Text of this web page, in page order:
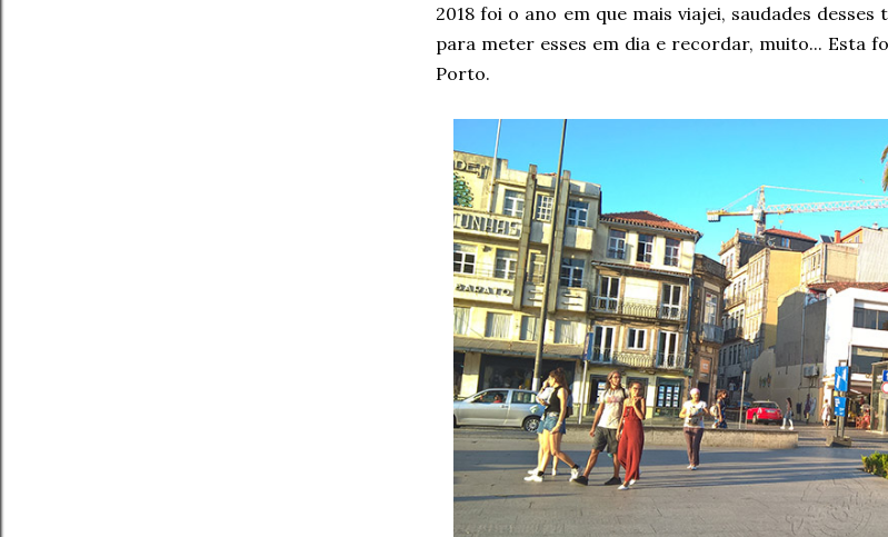
2018 foi o ano em que mais viajei, saudades
para meter esses em dia e recordar, muito... Esta
Porto.